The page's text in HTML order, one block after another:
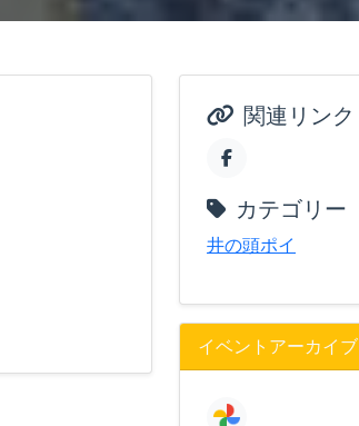
関連リンク
カテゴリー
井の頭ポイ
イベントアーカイブ